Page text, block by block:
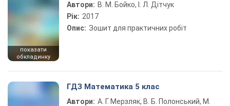
показати
обкладинку
Автори: В. М. Бойко, І. Л. Дітчук
Рік: 2017
Опис: Зошит для практичних робіт
ГДЗ Математика 5 клас
Автори: А. Г. Мерзляк, В. Б. Полонський, М.